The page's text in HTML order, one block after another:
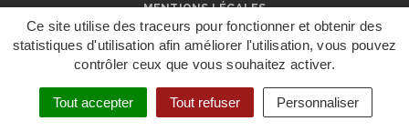
Ce site utilise des traceurs pour fonctionner et obtenir des
statistiques d'utilisation afin améliorer l'utilisation, vous pouvez
contrôler ceux que vous souhaitez activer.
Tout accepter Tout refuser Personnaliser
DÉPOSER UN
MENTIONS LÉGALES